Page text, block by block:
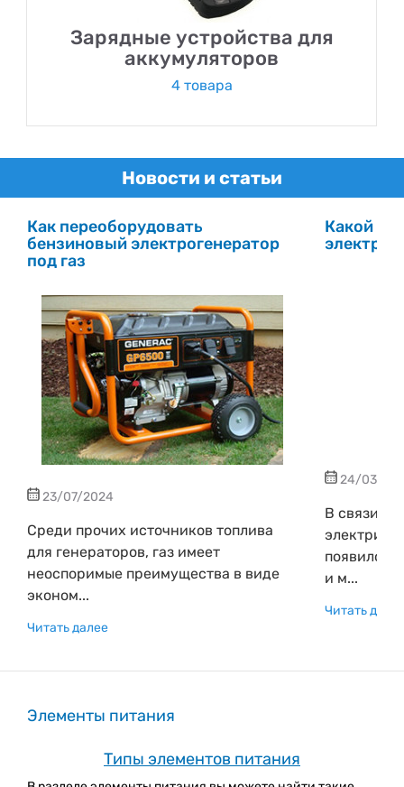
Зарядные устройства для
аккумуляторов
4 товара
Новости и статьи
Как переоборудовать
бензиновый электрогенератор
под газ
23/07/2024
Среди прочих источников топлива
для генераторов, газ имеет
неоспоримые преимущества в виде
эконом...
Читать далее
Какой
24/03/
В связи с
появилось
и м...
Читать
Элементы питания
Типы элементов питания